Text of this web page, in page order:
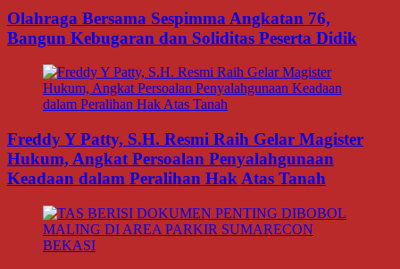
Olahraga Bersama Sespimma Angkatan 76,
Bangun Kebugaran dan Soliditas Peserta Didik
Freddy Y Patty, S.H. Resmi Raih Gelar Magister
Hukum, Angkat Persoalan Penyalahgunaan
Keadaan dalam Peralihan Hak Atas Tanah